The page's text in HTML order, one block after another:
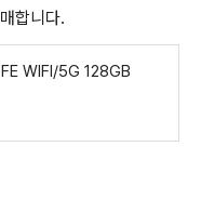
합니다.
WIFI/5G 128GB